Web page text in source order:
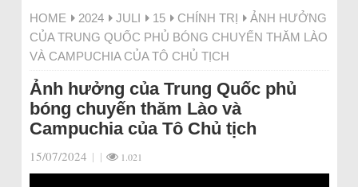
HOME 2024 JULI 15 CHÍNH TRỊ
ẢNH HƯỞNG
CỦA TRUNG QUỐC PHỦ BÓNG CHUYẾN THĂM LÀO
VÀ CAMPUCHIA CỦA TÔ CHỦ TỊCH
Ảnh hưởng của Trung Quốc phủ
bóng chuyến thăm Lào và
Campuchia của Tô Chủ tịch
15/07/2024 | | 1.021